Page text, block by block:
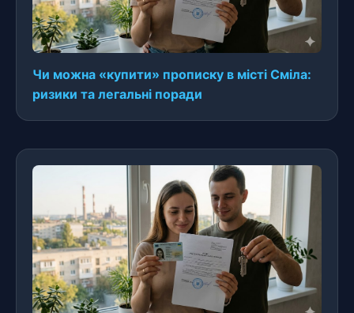
Чи можна «купити» прописку в місті Сміла:
ризики та легальні поради